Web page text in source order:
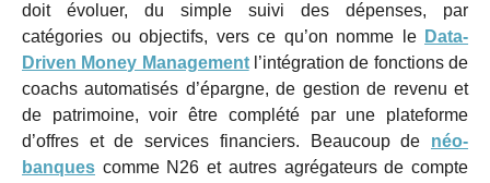
doit évoluer, du simple suivi des dépenses, par
catégories ou objectifs, vers ce qu’on nomme le Data-
Driven Money Managementl’intégration de fonctions de
coachs automatisés d’épargne, de gestion de revenu et
de patrimoine, voir être complété par une plateforme
d’offres et de services financiers. Beaucoup de néo-
banques comme N26 et autres agrégateurs de compte